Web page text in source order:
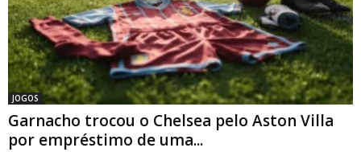
JOGOS
Garnacho trocou o Chelsea pelo Aston Villa
por empréstimo de uma...